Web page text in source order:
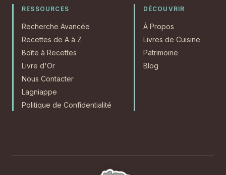
RESSOURCES
Recherche Avancée
Recettes de A à Z
Boîte à Recettes
Livre d'Or
Nous Contacter
Lagniappe
Politique de Confidentialité
DÉCOUVRIR
À Propos
Livres de Cuisine
Patrimoine
Blog